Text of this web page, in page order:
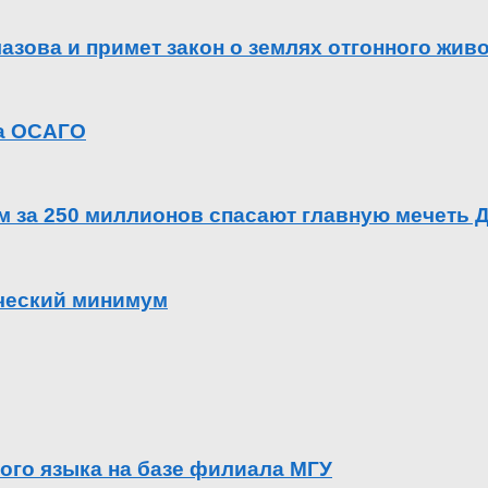
и примет закон о землях отгонного
ОСАГО
за 250 миллионов спасают главную мечеть
минимум
языка на базе филиала МГУ